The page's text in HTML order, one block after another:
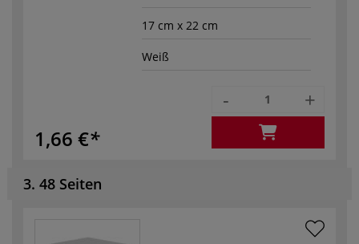
17 cm x 22 cm
Weiß
1,66 €
- +
3. 48 Seiten